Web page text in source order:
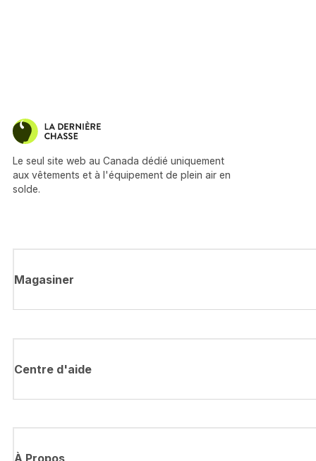
Le seul site web au Canada dédié uniquement
aux vêtements et à l'équipement de plein air en
solde.
Magasiner
Centre d'aide